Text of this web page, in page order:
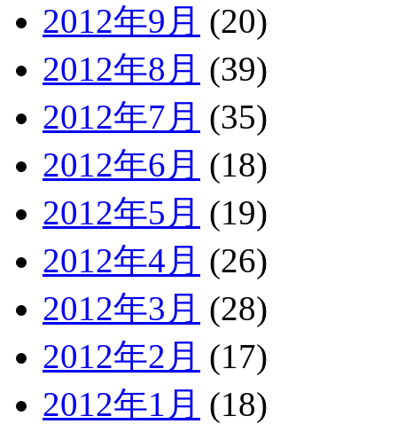
2012年9月 (20)
2012年8月 (39)
2012年7月 (35)
2012年6月 (18)
2012年5月 (19)
2012年4月 (26)
2012年3月 (28)
2012年2月 (17)
2012年1月 (18)